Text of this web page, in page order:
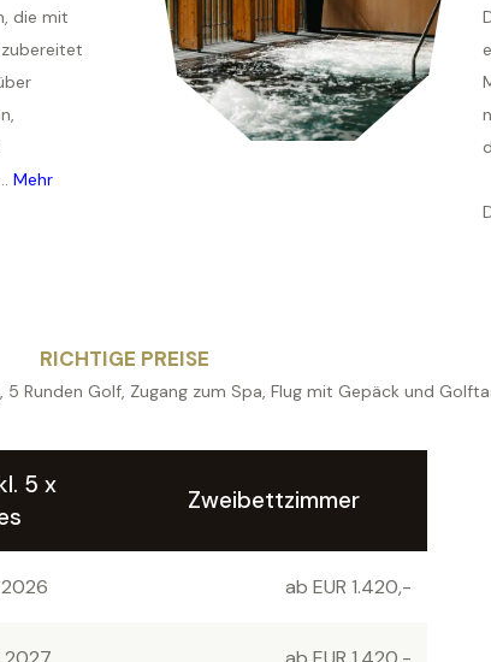
die mit
Mehr
RICHTIGE PREISE
Runden Golf, Zugang zum Spa, Flug mit Gepäck und
5 x
Zweibettzimmer
ab EUR 1.420,-